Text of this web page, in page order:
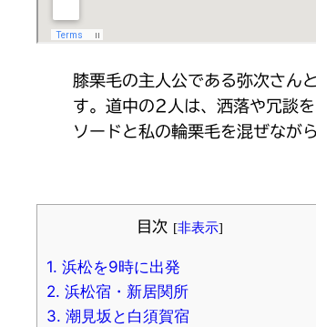
膝栗毛の主人公である弥次さん
す。道中の2人は、洒落や冗談
ソードと私の輪栗毛を混ぜなが
目次 [非表示]
1. 浜松を9時に出発
2. 浜松宿・新居関所
3. 潮見坂と白須賀宿